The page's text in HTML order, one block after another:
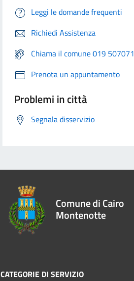
Leggi le domande frequenti
Richiedi Assistenza
Chiama il comune 019 507071
Prenota un appuntamento
Problemi in città
Segnala disservizio
Comune di Cairo
Montenotte
CATEGORIE DI SERVIZIO